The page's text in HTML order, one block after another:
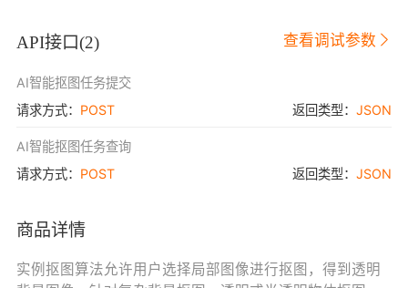
现较好的抠图效果； ● 无缝集成 API可以轻松集成到现有的图像编
辑软件或工作流程中，提升整体图像处理能力。
API接口(2) 查看调试参数
AI智能抠图任务提交
请求方式： POST 返回类型：JSON
AI智能抠图任务查询
请求方式： POST 返回类型：JSON
商品详情
实例抠图算法允许用户选择局部图像进行抠图，得到透明